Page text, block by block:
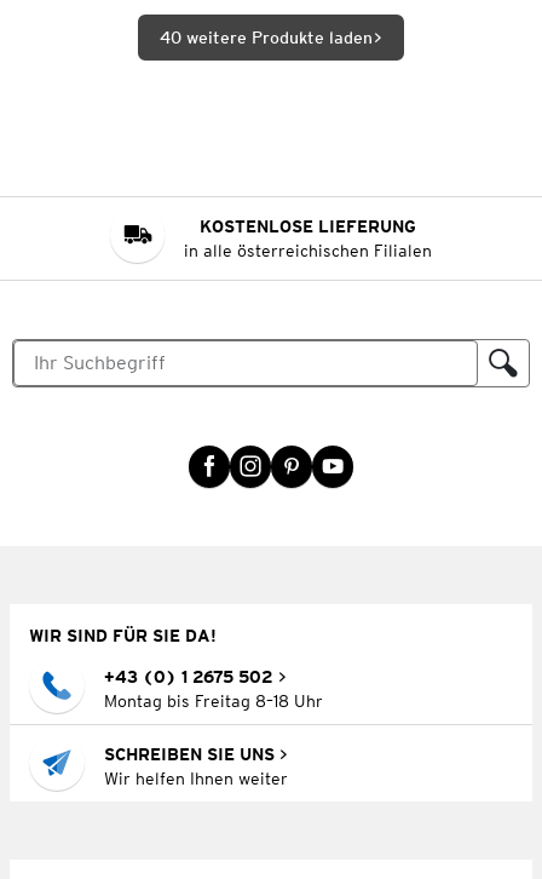
40 weitere Produkte laden
KOSTENLOSE LIEFERUNG
in alle österreichischen Filialen
WIR SIND FÜR SIE DA!
+43 (0) 1 2675 502
Montag bis Freitag 8–18 Uhr
SCHREIBEN SIE UNS
Wir helfen Ihnen weiter